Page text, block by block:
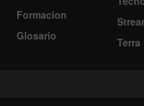
Formacion
Glosario
Terra